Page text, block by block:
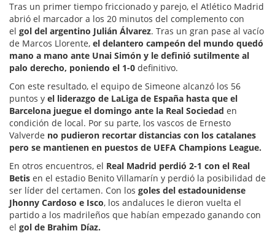
Tras un primer tiempo friccionado y parejo, el Atlético Madrid
abrió el marcador a los 20 minutos del complemento con
el gol del argentino Julián Álvarez. Tras un gran pase al vacío
de Marcos Llorente, el delantero campeón del mundo quedó
mano a mano ante Unai Simón y le definió sutilmente al
palo derecho, poniendo el 1-0 definitivo.
Con este resultado, el equipo de Simeone alcanzó los 56
puntos y el liderazgo de LaLiga de España hasta que el
Barcelona juegue el domingo ante la Real Sociedad en
condición de local. Por su parte, los vascos de Ernesto
Valverde no pudieron recortar distancias con los catalanes
pero se mantienen en puestos de UEFA Champions League.
En otros encuentros, el Real Madrid perdió 2-1 con el Real
Betis en el estadio Benito Villamarín y perdió la posibilidad de
ser líder del certamen. Con los goles del estadounidense
Jhonny Cardoso e Isco, los andaluces le dieron vuelta el
partido a los madrileños que habían empezado ganando con
el gol de Brahim Díaz.